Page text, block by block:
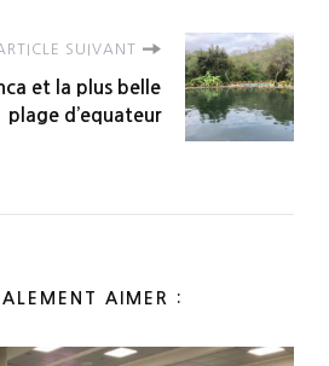
SUIVANT
et la plus belle
plage d’equateur
AIMER :